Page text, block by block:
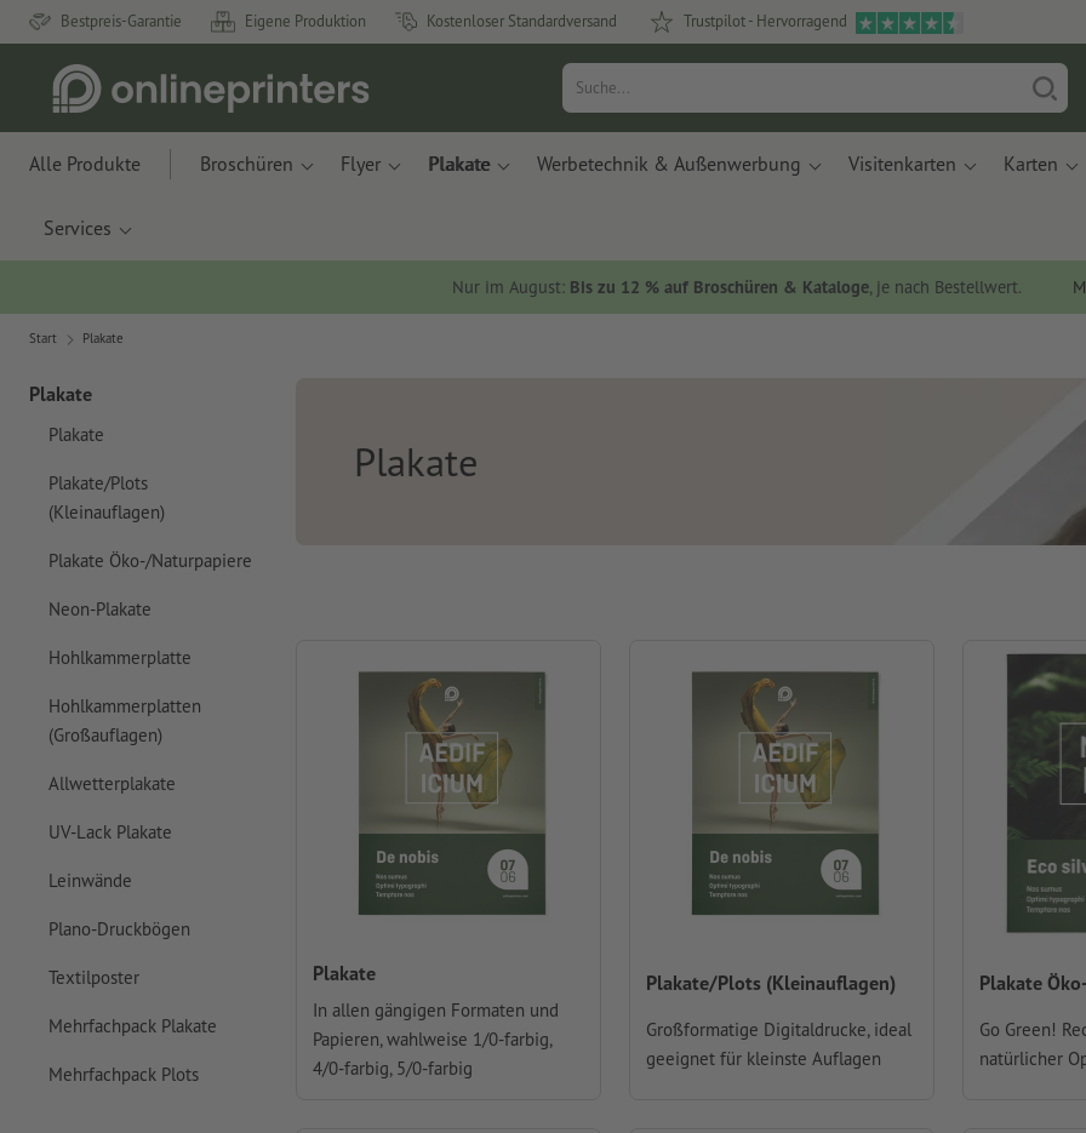
Bestpreis-Garantie Eigene Produktion Kostenloser Standardversand Trustpilot - Hervorragend
Alle Produkte Broschüren Flyer Plakate Werbetechnik & Außenwerbung Visitenkarten Karten
Services
Nur im August: Bis zu 12 % auf Broschüren & Kataloge, je nach Bestellwert.
Start Plakate
Plakate
Plakate
Plakate/Plots
(Kleinauflagen)
Plakate Öko-/Naturpapiere
Neon-Plakate
Hohlkammerplatte
Hohlkammerplatten
(Großauflagen)
Allwetterplakate
UV-Lack Plakate
Leinwände
Plano-Druckbögen
Textilposter
Mehrfachpack Plakate
Mehrfachpack Plots
Plakate
Plakate
In allen gängigen Formaten und
Papieren, wahlweise 1/0-farbig,
4/0-farbig, 5/0-farbig
Plakate/Plots (Kleinauflagen)
Großformatige Digitaldrucke, ideal
geeignet für kleinste Auflagen
Plakate
Go Green!
natürlicher